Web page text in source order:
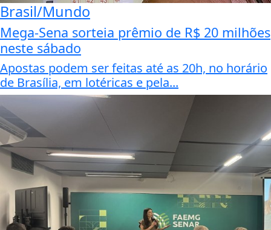
Brasil/Mundo
Mega-Sena sorteia prêmio de R$ 20 milhões
neste sábado
Apostas podem ser feitas até as 20h, no horário
de Brasília, em lotéricas e pela...